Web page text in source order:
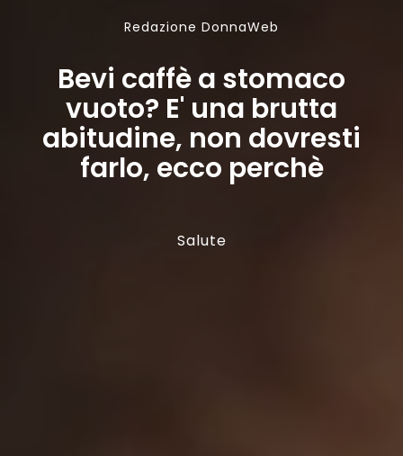
Redazione DonnaWeb
Bevi caffè a stomaco
vuoto? E' una brutta
abitudine, non dovresti
farlo, ecco perchè
Salute